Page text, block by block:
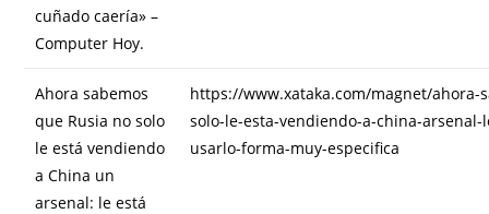
cuñado caería» –
Computer Hoy.
Ahora sabemos
que Rusia no solo
le está vendiendo
a China un
arsenal: le está
https://www.xataka.com/magnet/ahora-
solo-le-esta-vendiendo-a-china-
usarlo-forma-muy-especifica